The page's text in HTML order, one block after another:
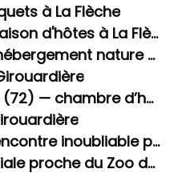
à La Flèche
Pourquoi choisir une maison d'hôtes à La Flèche plutôt qu'un hôtel ou chez l'habitant ?
Séjour Vallée du Loir – hébergement nature à La Flèche
Soirée étape en Sarthe (72) — chambre d’hôtes avec dîner et spa à La Flèche
Nos Perroquets : une rencontre inoubliable pour les enfants
Chambre d'hôtes familiale proche du Zoo de La Flèche avec piscine